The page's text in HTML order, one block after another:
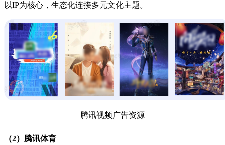
以IP为核心，生态化连接多元文化主题。
腾讯视频广告资源
（2）腾讯体育